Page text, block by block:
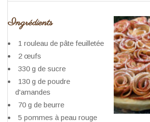
Ingrédients
1 rouleau de pâte feuilletée
2 œufs
330 g de sucre
130 g de poudre
d'amandes
70 g de beurre
5 pommes à peau rouge